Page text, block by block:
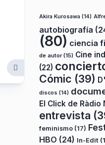
Akira Kurosawa (14)
autobiografía
(80) ciencia
de autor(15) Cine
(22)
Cómic (39)
discos (14)
El Click de Ràdio
entrevista
feminismo (17)
HBO (24) In-Edit